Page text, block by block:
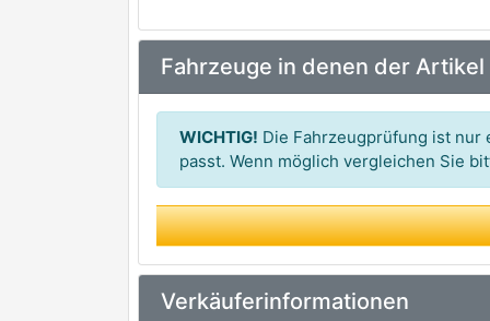
Fahrzeuge in denen der
WICHTIG! Die Fahrzeugprüfung ist nur
passt. Wenn möglich vergleichen Sie
Verkäuferinformationen